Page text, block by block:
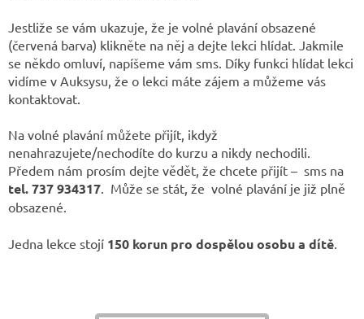
Jestliže se vám ukazuje, že je volné plavání obsazené
(červená barva) klikněte na něj a dejte lekci hlídat. Jakmile
se někdo omluví, napíšeme vám sms. Díky funkci hlídat lekci
vidíme v Auksysu, že o lekci máte zájem a můžeme vás
kontaktovat.
Na volné plavání můžete přijít, ikdyž
nenahrazujete/nechodíte do kurzu a nikdy nechodili.
Předem nám prosím dejte vědět, že chcete přijít – sms na
tel. 737 934317. Může se stát, že volné plavání je již plně
obsazené.
Jedna lekce stojí 150 korun pro dospělou osobu a dítě